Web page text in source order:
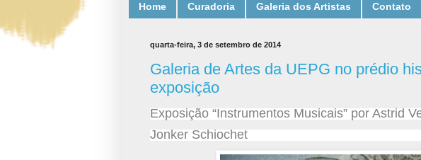
Home Curadoria Galeria dos Artistas Contato
quarta-feira, 3 de setembro de 2014
Galeria de Artes da UEPG no prédio
exposição
Exposição “Instrumentos Musicais” por Astrid
Jonker Schiochet